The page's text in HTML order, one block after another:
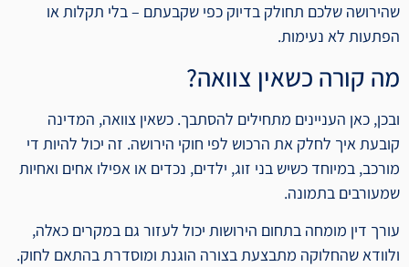
שהירושה שלכם תחולק בדיוק כפי שקבעתם – בלי תקלות או
הפתעות לא נעימות.
מה קורה כשאין צוואה?
ובכן, כאן העניינים מתחילים להסתבך. כשאין צוואה, המדינה
קובעת איך לחלק את הרכוש לפי חוקי הירושה. זה יכול להיות די
מורכב, במיוחד כשיש בני זוג, ילדים, נכדים או אפילו אחים ואחיות
שמעורבים בתמונה.
עורך דין מומחה בתחום הירושות יכול לעזור גם במקרים כאלה,
ולוודא שהחלוקה מתבצעת בצורה הוגנת ומוסדרת בהתאם לחוק.